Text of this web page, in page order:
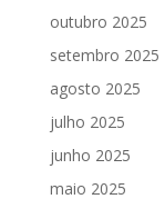
outubro 2025
setembro 2025
agosto 2025
julho 2025
junho 2025
maio 2025